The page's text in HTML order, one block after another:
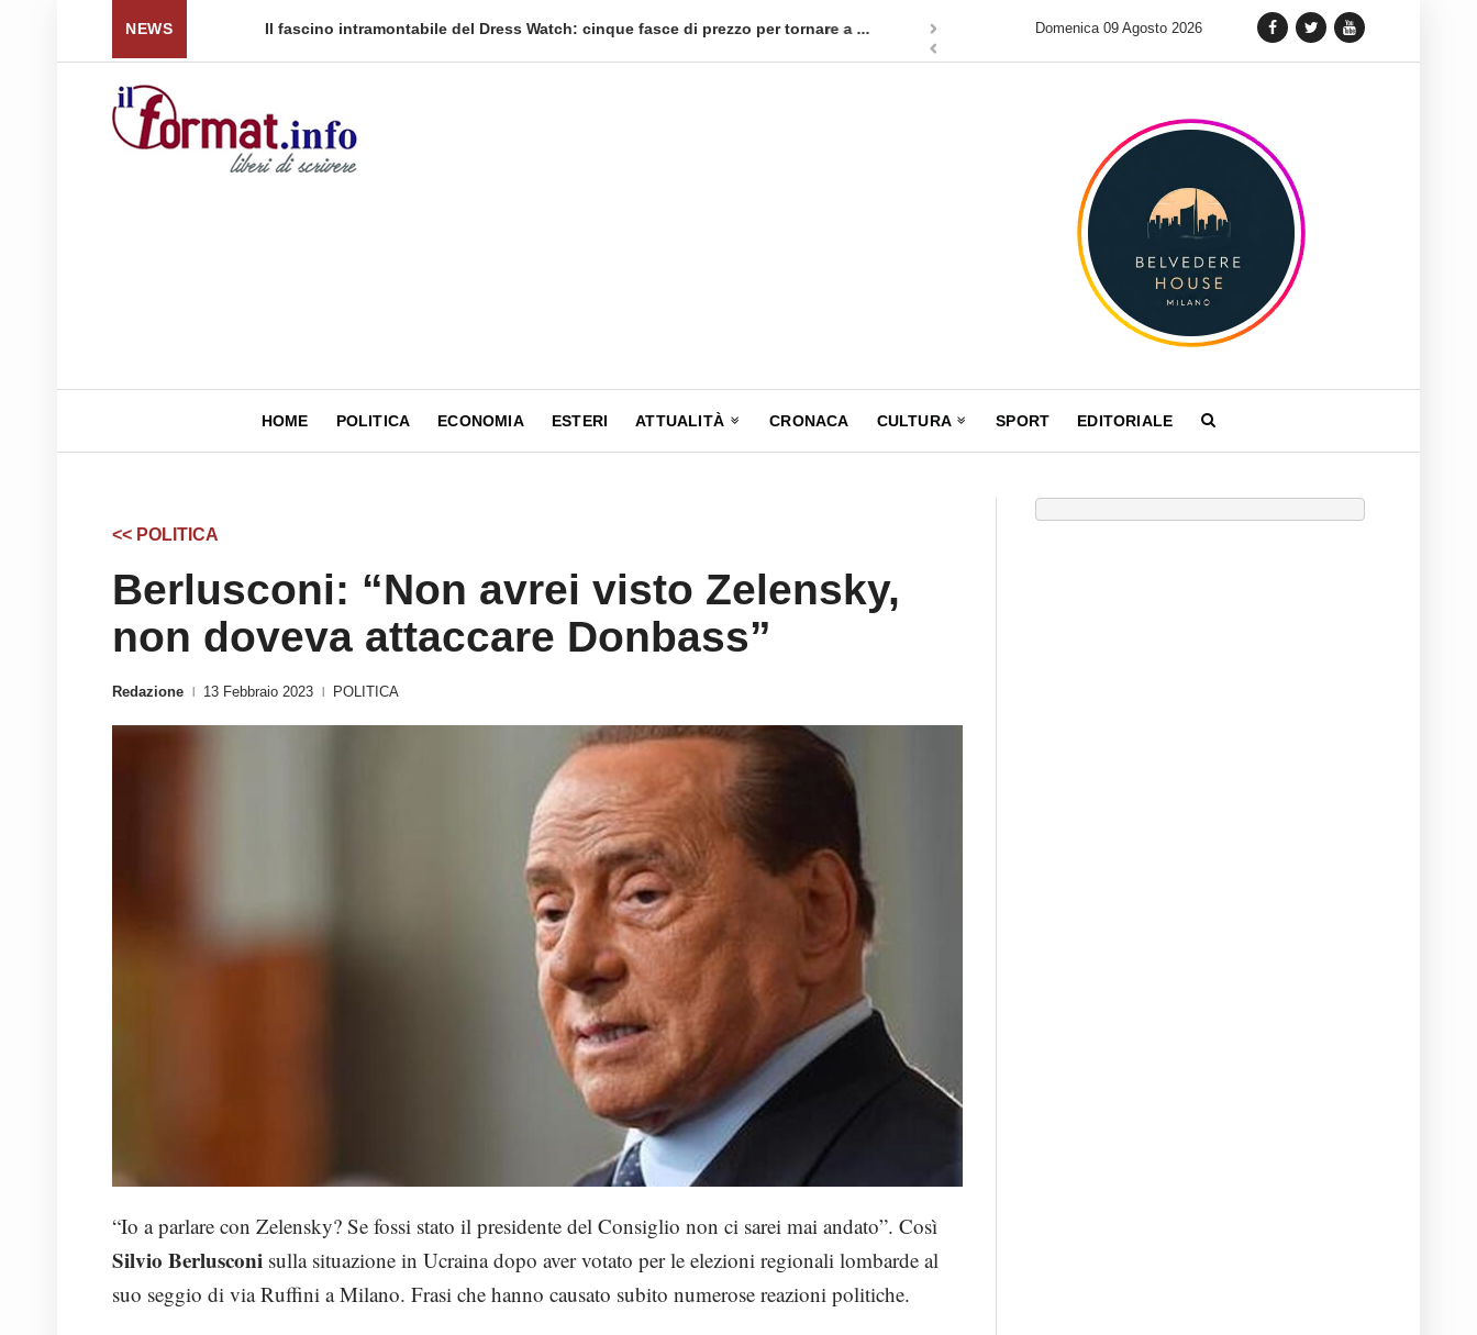
NEWS Il fascino intramontabile del Dress Watch: cinque fasce di prezzo per tornare a ... Quellidipiazzaaffari lancia un nuovo appuntamento in terra siciliana:
Domenica 09 Agosto 2026
HOME POLITICA ECONOMIA ESTERI ATTUALITÀ CRONACA CULTURA SPORT EDITORIALE
<< POLITICA
Berlusconi: “Non avrei visto Zelensky,
non doveva attaccare Donbass”
Redazione 13 Febbraio 2023 POLITICA
“Io a parlare con Zelensky? Se fossi stato il presidente del Consiglio non ci sarei mai andato”. Così
Silvio Berlusconi sulla situazione in Ucraina dopo aver votato per le elezioni regionali lombarde al
suo seggio di via Ruffini a Milano. Frasi che hanno causato subito numerose reazioni politiche.